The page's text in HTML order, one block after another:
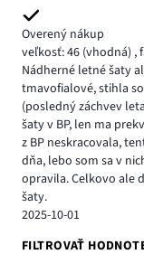
Overený nákup
veľkosť: 46 (vhodná) ,
Nádherné letné šaty
tmavofialové, stihla
(posledný záchvev
šaty v BP, len ma
z BP neskracovala,
dňa, lebo som sa v
opravila. Celkovo ale
šaty.
2025-10-01
FILTROVAŤ